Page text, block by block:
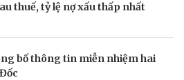
thuế, tỷ lệ nợ xấu thấp nhất
bố thông tin miễn nhiệm hai